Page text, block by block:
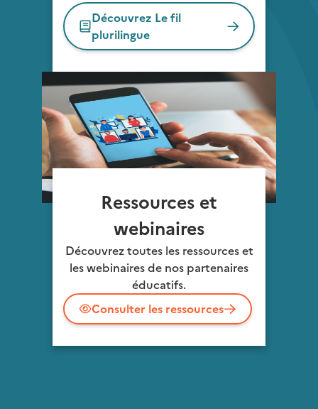
Découvrez Le fil
plurilingue
Ressources et
webinaires
Découvrez toutes les ressources et
les webinaires de nos partenaires
éducatifs.
Consulter les ressources